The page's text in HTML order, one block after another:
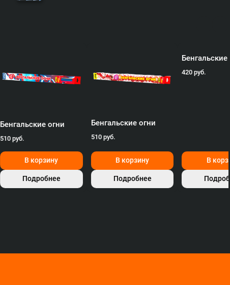
Бенгальские огни
510 руб.
В корзину
Подробнее
Бенгальские огни
510 руб.
В корзину
Подробнее
В